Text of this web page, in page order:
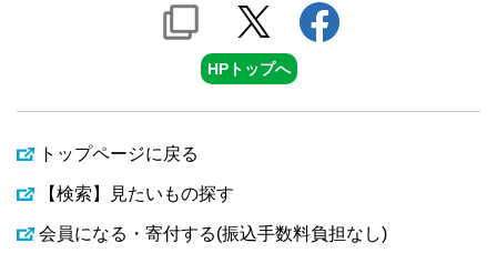
HPトップへ
トップページに戻る
【検索】見たいもの探す
会員になる・寄付する(振込手数料負担なし)